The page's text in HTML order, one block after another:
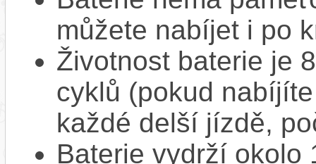
můžete nabíjet i po
Životnost baterie je
cyklů (pokud
každé delší jízdě,
Baterie vydrží okolo